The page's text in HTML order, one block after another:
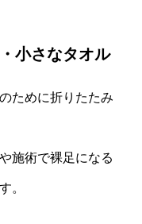
小さなタオル
ために折りたたみ
施術で裸足になる
。